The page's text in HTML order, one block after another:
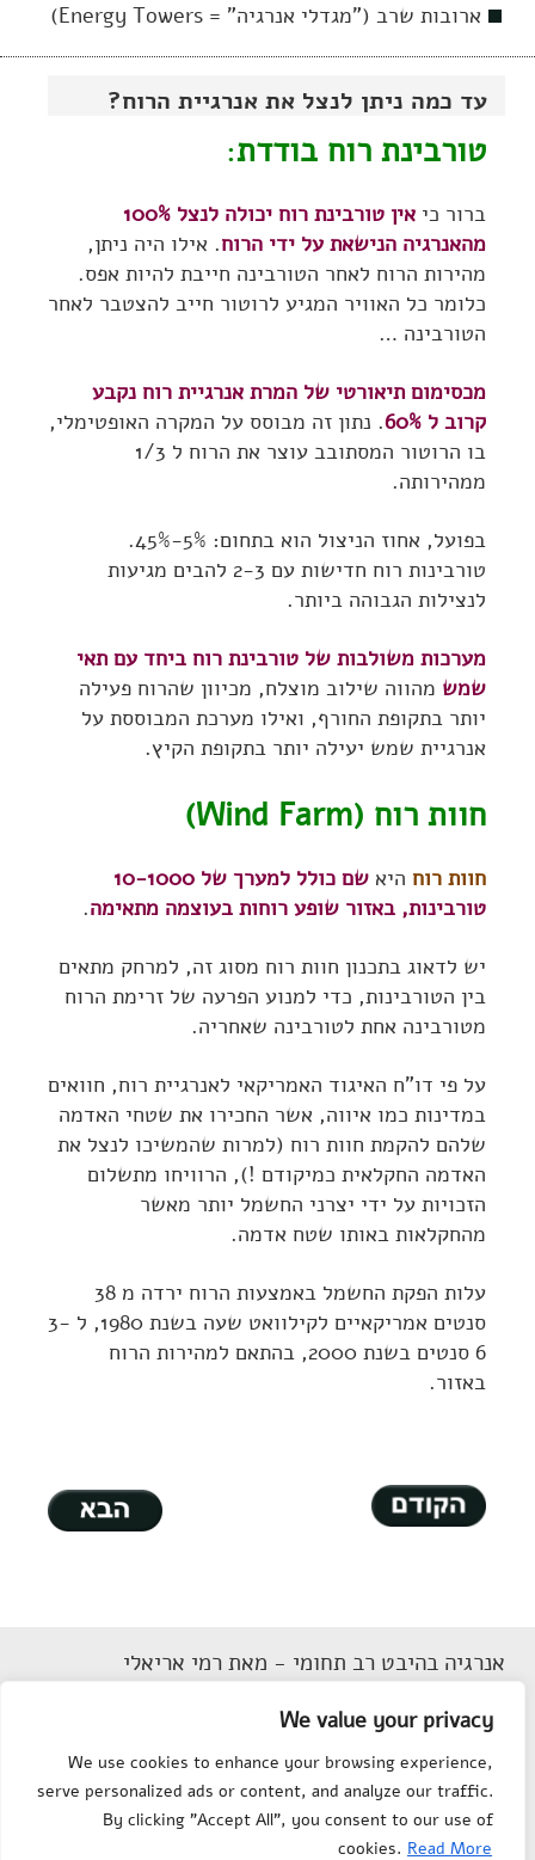
We value your privacy
We use cookies to enhance your browsing experience,
serve personalized ads or content, and analyze our traffic.
By clicking "Accept All", you consent to our use of
cookies. Read More
עד כמה ניתן לנצל את אנרגיית הרוח?
טורבינת רוח בודדת:
ברור כי
אין טורבינת רוח יכולה לנצל 100%
מהאנרגיה הנישאת על ידי הרוח. אילו היה ניתן,
מהירות הרוח לאחר הטורבינה חייבת להיות אפס.
כלומר כל האוויר המגיע לרוטור חייב להצטבר לאחר
הטורבינה …
מכסימום תיאורטי של המרת אנרגיית רוח נקבע
קרוב ל 60%
. נתון זה מבוסס על המקרה האופטימלי,
בו הרוטור המסתובב עוצר את הרוח ל 1/3
ממהירותה.
בפועל, אחוז הניצול הוא בתחום: 5%-45%.
טורבינות רוח חדישות עם 2-3 להבים מגיעות
לנצילות הגבוהה ביותר.
מערכות משולבות של טורבינת רוח ביחד עם תאי
שמש מהווה שילוב מוצלח, מכיוון שהרוח פעילה
יותר בתקופת החורף, ואילו מערכת המבוססת על
אנרגיית שמש יעילה יותר בתקופת הקיץ.
חוות רוח (Wind Farm)
חוות רוח היא
שם כולל למערך של 10-1000
טורבינות, באזור שופע רוחות בעוצמה מתאימה.
יש לדאוג בתכנון חוות רוח מסוג זה, למרחק מתאים
בין הטורבינות, כדי למנוע הפרעה של זרימת הרוח
מטורבינה אחת לטורבינה שאחריה.
על פי דו"ח האיגוד האמריקאי לאנרגיית רוח, חוואים
במדינות כמו איווה, אשר החכירו את שטחי האדמה
שלהם להקמת חוות רוח (למרות שהמשיכו לנצל את
האדמה החקלאית כמיקודם !), הרוויחו מתשלום
הזכויות על ידי יצרני החשמל יותר מאשר
מהחקלאות באותו שטח אדמה.
עלות הפקת החשמל באמצעות הרוח ירדה מ 38
סנטים אמריקאיים לקילוואט שעה בשנת 1980, ל 3-
6 סנטים בשנת 2000, בהתאם למהירות הרוח
באזור.
ארובות שרב ("מגדלי אנרגיה" = Energy Towers)
אנרגיה בהיבט רב תחומי - מאת רמי אריאלי
הצהרת נגישות
מפת אתר
צור קשר